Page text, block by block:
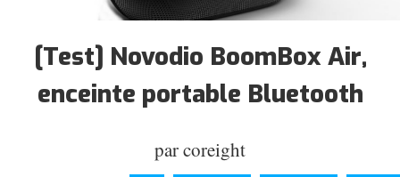
[Test] Novodio BoomBox Air,
enceinte portable Bluetooth
parcoreight